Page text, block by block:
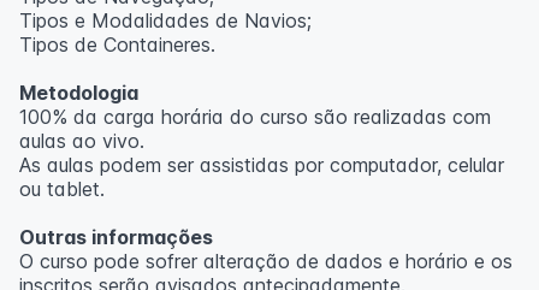
Outras informações
inscritos serão avisados ​​antecipadamente.
O IPETEC reserva-se o direito de não realizar o curso
caso não atinja o número mínimo de 20 inscritos.
Professora:
Tipos e Modalidades de Navios;
Tipos de Containeres.
Metodologia
100% da carga horária do curso são realizadas com
aulas ao vivo.
As aulas podem ser assistidas por computador, celular
ou tablet.
Outras informações
O curso pode sofrer alteração de dados e horário e os
inscritos serão avisados ​​antecipadamente.